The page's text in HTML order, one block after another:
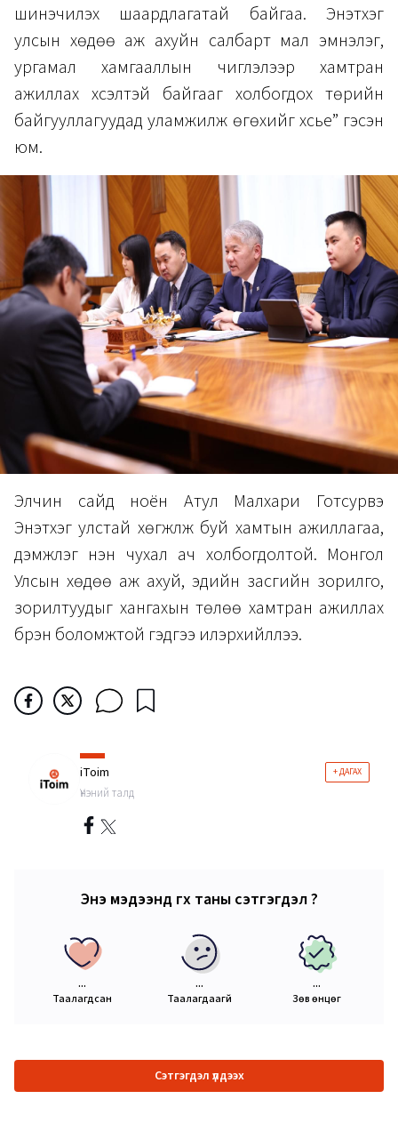
шинэчилэх шаардлагатай байгаа. Энэтхэг
улсын хөдөө аж ахуйн салбарт мал эмнэлэг,
ургамал хамгааллын чиглэлээр хамтран
ажиллах хүсэлтэй байгааг холбогдох төрийн
байгууллагуудад уламжилж өгөхийг хүсье” гэсэн
юм.
Элчин сайд ноён Атул Малхари Готсурвэ
Энэтхэг улстай хөгжүүлж буй хамтын ажиллагаа,
дэмжлэг нэн чухал ач холбогдолтой. Монгол
Улсын хөдөө аж ахуй, эдийн засгийн зорилго,
зорилтуудыг хангахын төлөө хамтран ажиллах
бүрэн боломжтой гэдгээ илэрхийллээ.
iToim + ДАГАХ
Үнэний талд
Энэ мэдээнд өгөх таны сэтгэгдэл ?
...
Таалагдсан
...
Таалагдаагүй
...
Зөв өнцөг
Сэтгэгдэл үлдээх